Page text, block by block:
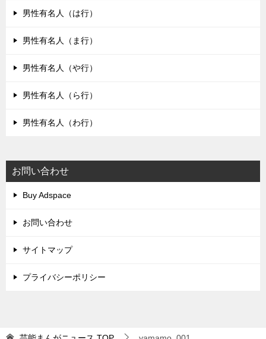
男性有名人（は行）
男性有名人（ま行）
男性有名人（や行）
男性有名人（ら行）
男性有名人（わ行）
お問い合わせ
Buy Adspace
お問い合わせ
サイトマップ
プライバシーポリシー